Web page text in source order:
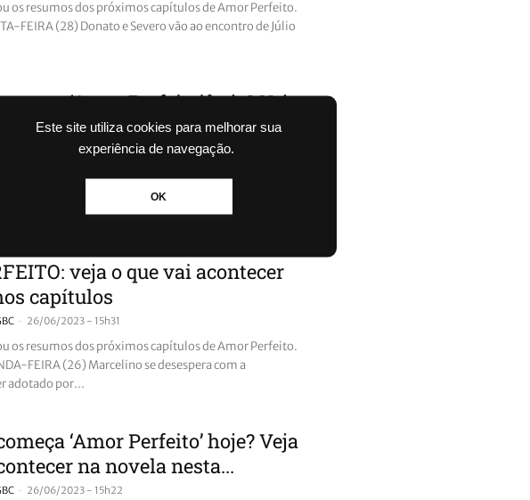
Este site utiliza cookies para melhorar sua
experiência de navegação.
OK
os resumos dos próximos capítulos de Amor Perfeito.
FEIRA (28) Donato e Severo vão ao encontro de Júlio
‘Amor Perfeito’ hoje? Veja
na novela nesta...
27/06/2023 - 06h00
dê uma nova chance a Gaspar
veja o que vai acontecer
capítulos
- 26/06/2023 - 15h31
os resumos dos próximos capítulos de Amor Perfeito.
FEIRA (26) Marcelino se desespera com a
adotado por...
‘Amor Perfeito’ hoje? Veja
na novela nesta...
- 26/06/2023 - 15h22